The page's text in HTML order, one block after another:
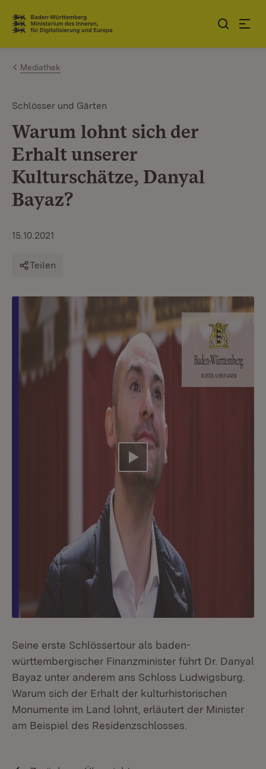
Zum Inhalt springen
Link zur Startseite
Mediathek
Schlösser und Gärten
Warum lohnt sich der
Erhalt unserer
Kulturschätze, Danyal
Bayaz?
15.10.2021
Teilen
Video abspielen
Seine erste Schlössertour als baden-
württembergischer Finanzminister führt Dr. Danyal
Bayaz unter anderem ans Schloss Ludwigsburg.
Warum sich der Erhalt der kulturhistorischen
Monumente im Land lohnt, erläutert der Minister
am Beispiel des Residenzschlosses.